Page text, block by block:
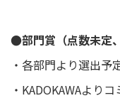
●部門賞（点数未定
・各部門より選出予
・KADOKAWAより